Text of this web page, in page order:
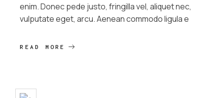
enim. Donec pede justo, fringilla vel, aliquet nec,
vulputate eget, arcu. Aenean commodo ligula e
READ MORE